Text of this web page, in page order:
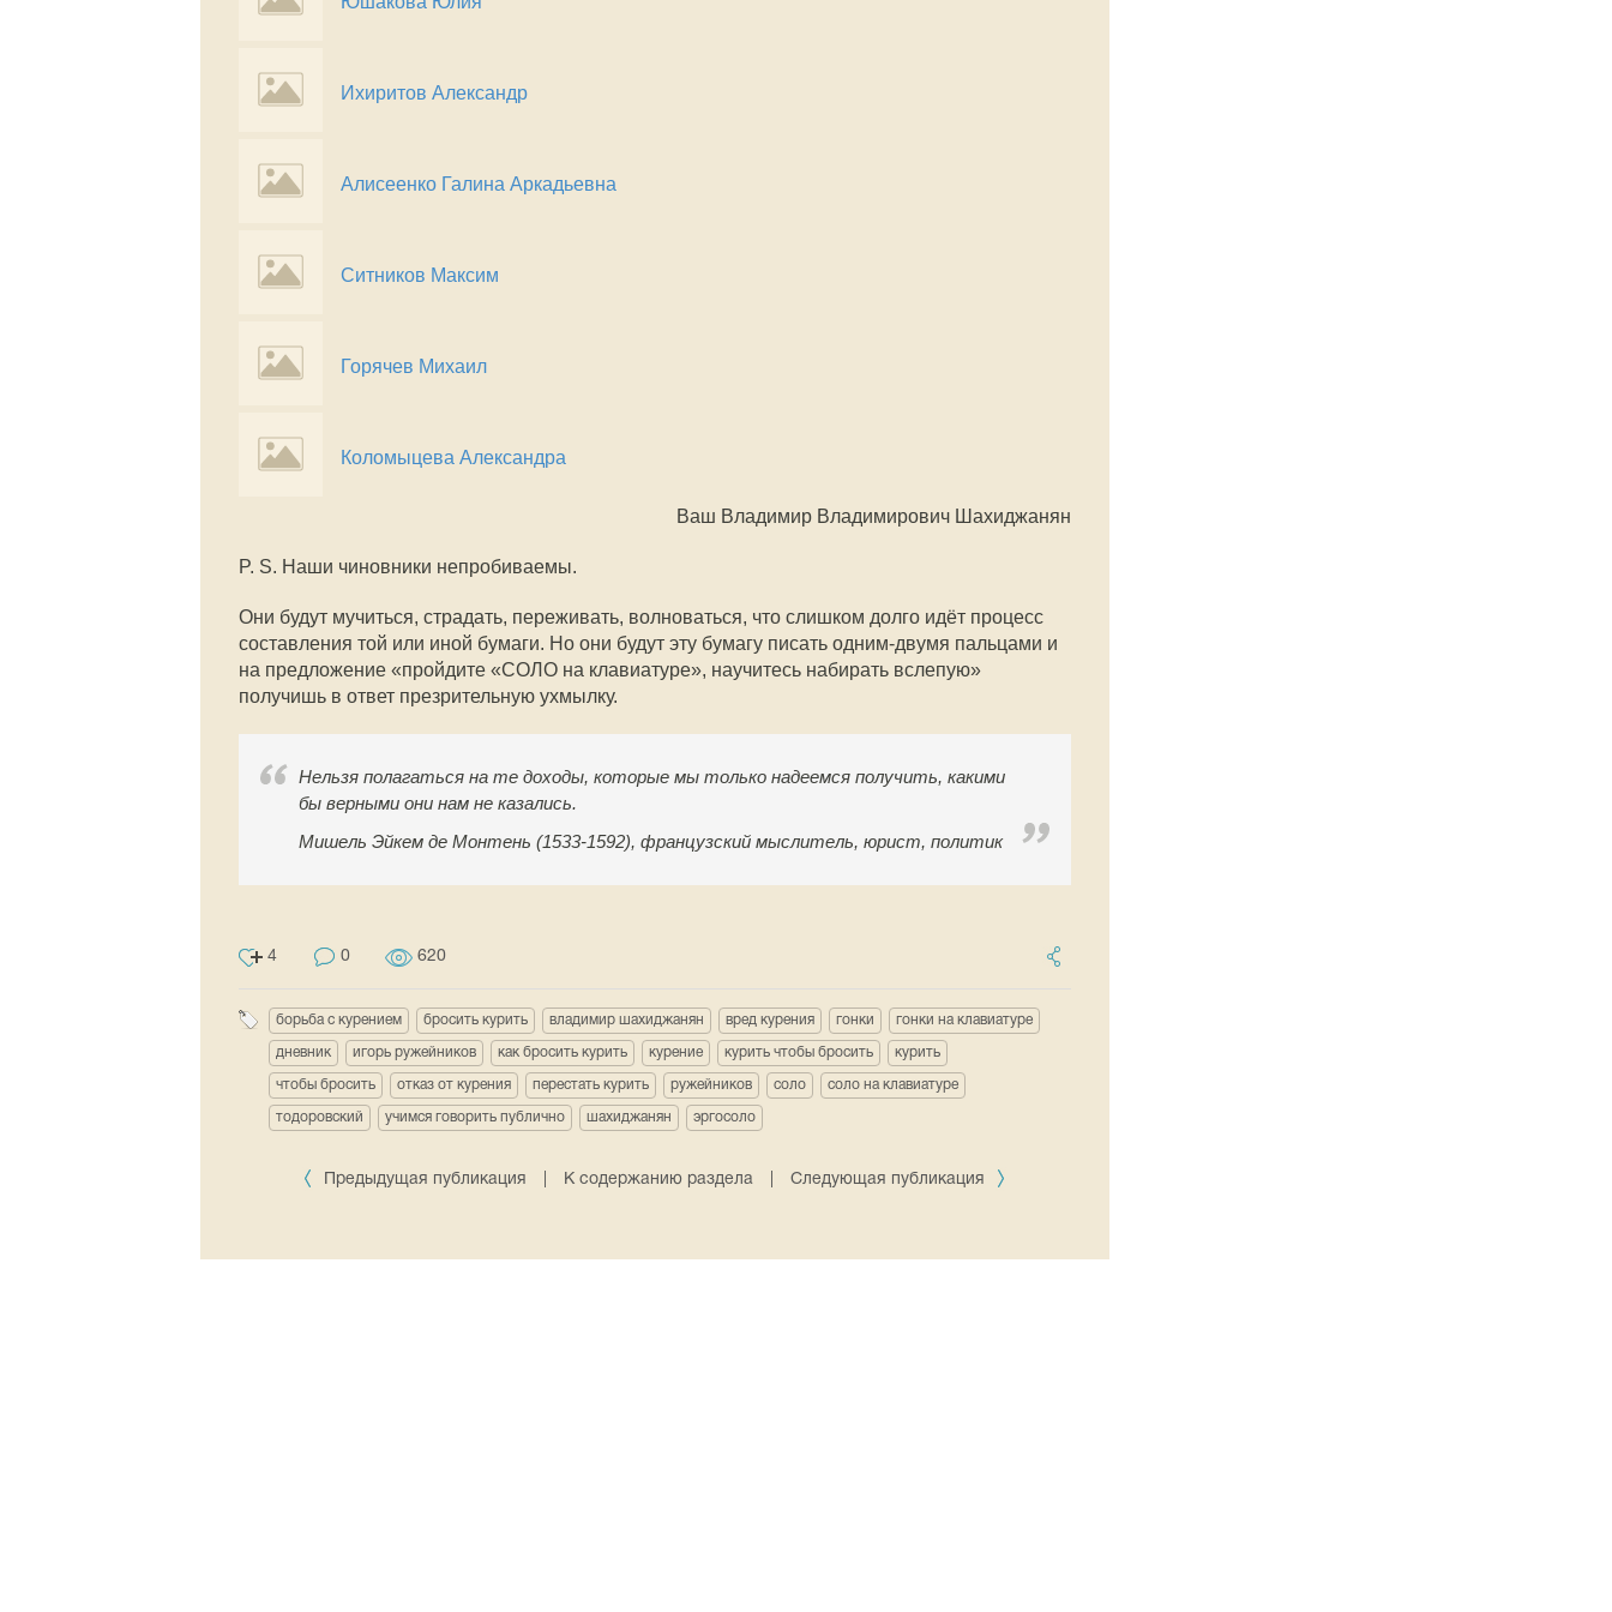
Ихиритов Александр
Алисеенко Галина Аркадьевна
Ситников Максим
Горячев Михаил
Коломыцева Александра
Ваш Владимир Владимирович Шахиджанян
P. S. Наши чиновники непробиваемы.
Они будут мучиться, страдать, переживать, волноваться, что слишком долго идёт процесс
составления той или иной бумаги. Но они будут эту бумагу писать одним-двумя пальцами и
на предложение «пройдите «СОЛО на клавиатуре», научитесь набирать вслепую»
получишь в ответ презрительную ухмылку.
Нельзя полагаться на те доходы, которые мы только надеемся получить, какими
бы верными они нам не казались.
Мишель Эйкем де Монтень (1533-1592), французский мыслитель, юрист, политик
4 0 620
борьба с курением бросить курить владимир шахиджанян вред курения гонки гонки на клавиатуре
дневник игорь ружейников как бросить курить курение курить чтобы бросить курить
чтобы бросить отказ от курения перестать курить ружейников соло соло на клавиатуре
тодоровский учимся говорить публично шахиджанян эргосоло
Предыдущая публикация К содержанию раздела Следующая публикация